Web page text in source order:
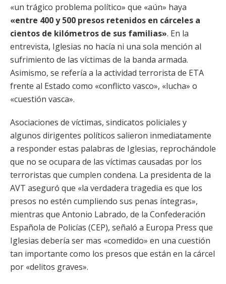
«un trágico problema político» que «aún» haya
«entre 400 y 500 presos retenidos en cárceles a
cientos de kilómetros de sus familias». En la
entrevista, Iglesias no hacía ni una sola mención al
sufrimiento de las víctimas de la banda armada.
Asimismo, se refería a la actividad terrorista de ETA
frente al Estado como «conflicto vasco», «lucha» o
«cuestión vasca».
Asociaciones de víctimas, sindicatos policiales y
algunos dirigentes políticos salieron inmediatamente
a responder estas palabras de Iglesias, reprochándole
que no se ocupara de las víctimas causadas por los
terroristas que cumplen condena. La presidenta de la
AVT aseguró que «la verdadera tragedia es que los
presos no estén cumpliendo sus penas íntegras»,
mientras que Antonio Labrado, de la Confederación
Española de Policías (CEP), señaló a Europa Press que
Iglesias debería ser mas «comedido» en una cuestión
tan importante como los presos que están en la cárcel
por «delitos graves».